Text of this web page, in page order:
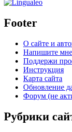
Footer
О сайте и
Напишите мне
Поддержи
Инструкция
Карта сайта
Обновление
Форум (не
Рубрики